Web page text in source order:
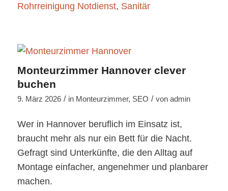
Rohrreinigung Notdienst, Sanitär
Monteurzimmer Hannover clever
buchen
9. März 2026 / in Monteurzimmer, SEO / von admin
Wer in Hannover beruflich im Einsatz ist,
braucht mehr als nur ein Bett für die Nacht.
Gefragt sind Unterkünfte, die den Alltag auf
Montage einfacher, angenehmer und planbarer
machen.